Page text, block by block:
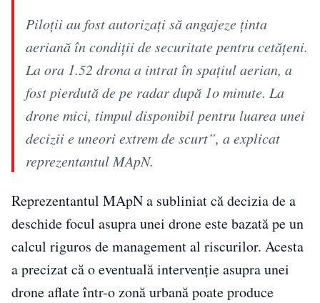
Piloții au fost autorizați să angajeze ținta
aeriană în condiții de securitate pentru cetățeni.
La ora 1.52 drona a intrat în spațiul aerian, a
fost pierdută de pe radar după 1o minute. La
drone mici, timpul disponibil pentru luarea unei
decizii e uneori extrem de scurt”, a explicat
reprezentantul MApN.
Reprezentantul MApN a subliniat că decizia de a
deschide focul asupra unei drone este bazată pe un
calcul riguros de management al riscurilor. Acesta
a precizat că o eventuală intervenţie asupra unei
drone aflate într-o zonă urbană poate produce